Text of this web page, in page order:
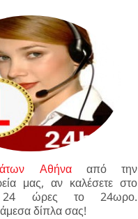
Αθήνααπό την
μας, αν καλέσετε στο
24 ώρες το 24ωρο.
δίπλα σας!